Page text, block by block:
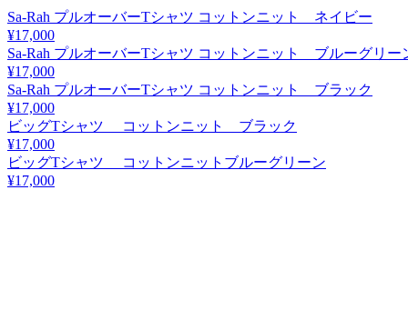
Sa-Rah プルオーバーTシャツ コットンニット ネイビー
¥17,000
Sa-Rah プルオーバーTシャツ コットンニット ブルーグリー
¥17,000
Sa-Rah プルオーバーTシャツ コットンニット ブラック
¥17,000
ビッグTシャツ コットンニット ブラック
¥17,000
ビッグTシャツ コットンニットブルーグリーン
¥17,000